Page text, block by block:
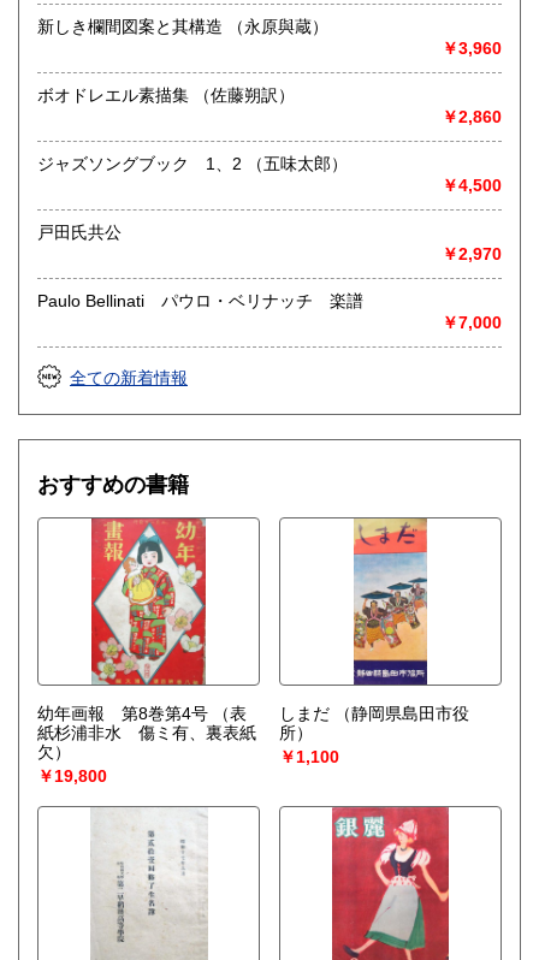
新しき欄間図案と其構造 （永原與蔵）
￥3,960
ボオドレエル素描集 （佐藤朔訳）
￥2,860
ジャズソングブック 1、2 （五味太郎）
￥4,500
戸田氏共公
￥2,970
Paulo Bellinati パウロ・ベリナッチ 楽譜
￥7,000
全ての新着情報
おすすめの書籍
幼年画報 第8巻第4号
（表
紙杉浦非水 傷ミ有、裏表紙
欠）
￥19,800
しまだ
（静岡県島田市役
所）
￥1,100